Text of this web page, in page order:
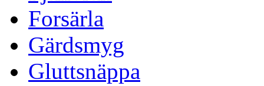
Forsärla
Gärdsmyg
Gluttsnäppa